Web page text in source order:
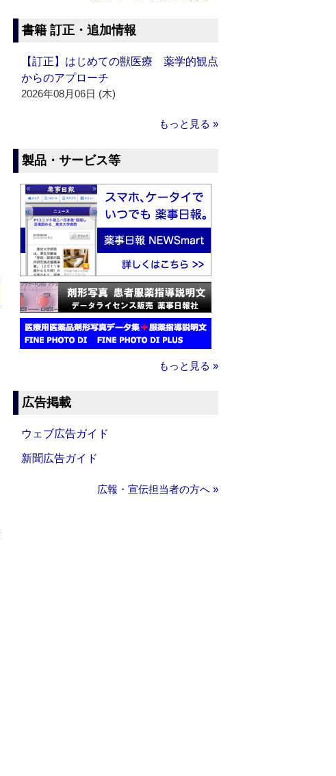
書籍 訂正・追加情報
【訂正】はじめての獣医療 薬学的観点
からのアプローチ
2026年08月06日 (木)
もっと見る »
製品・サービス等
もっと見る »
広告掲載
ウェブ広告ガイド
新聞広告ガイド
広報・宣伝担当者の方へ »